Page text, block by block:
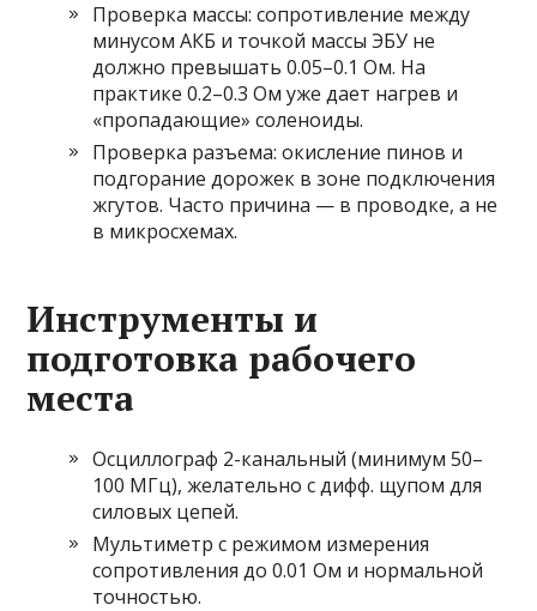
Проверка массы: сопротивление между
минусом АКБ и точкой массы ЭБУ не
должно превышать 0.05–0.1 Ом. На
практике 0.2–0.3 Ом уже дает нагрев и
«пропадающие» соленоиды.
Проверка разъема: окисление пинов и
подгорание дорожек в зоне подключения
жгутов. Часто причина — в проводке, а не
в микросхемах.
Инструменты и
подготовка рабочего
места
Осциллограф 2-канальный (минимум 50–
100 МГц), желательно с дифф. щупом для
силовых цепей.
Мультиметр с режимом измерения
сопротивления до 0.01 Ом и нормальной
точностью.